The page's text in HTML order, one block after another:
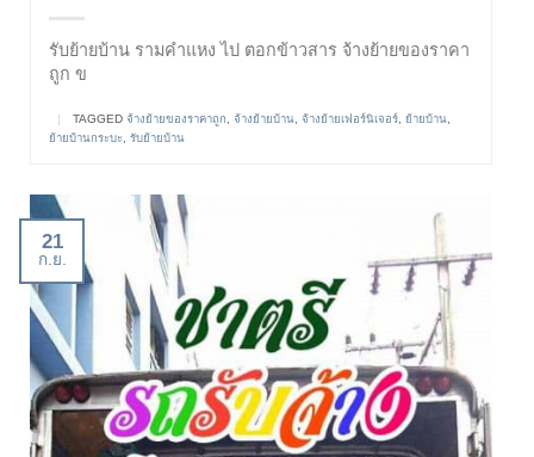
รับย้ายบ้าน รามคำแหง ไป ตอกข้าวสาร จ้างย้ายของราคา
ถูก ข
TAGGED จ้างย้ายของราคาถูก, จ้างย้ายบ้าน, จ้างย้ายเฟอร์นิเจอร์, ย้ายบ้าน,
ย้ายบ้านกระบะ, รับย้ายบ้าน
21
ก.ย.